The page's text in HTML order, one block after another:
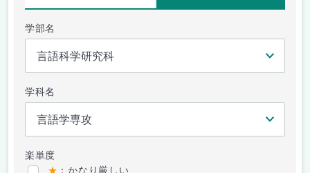
学部名
学科名
楽単度
★ ：かなり厳しい